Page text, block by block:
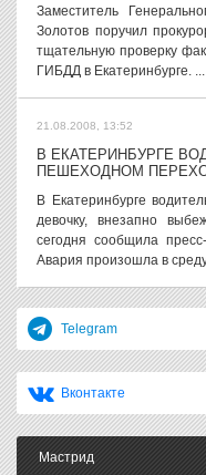
Заместитель
Золотов поручил
тщательную проверку
ГИБДД в Екатеринбурге. ...
21.08.2008, 13:52
В ЕКАТЕРИНБУРГЕ
ПЕШЕХОДНОМ
В Екатеринбурге
девочку, внезапно
сегодня сообщила
Авария произошла в
Telegram
Вконтакте
Мастрид